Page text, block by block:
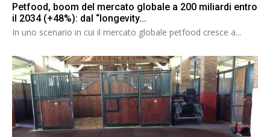
Petfood, boom del mercato globale a 200 miliardi entro
il 2034 (+48%): dal “longevity...
In uno scenario in cui il mercato globale petfood cresce a...